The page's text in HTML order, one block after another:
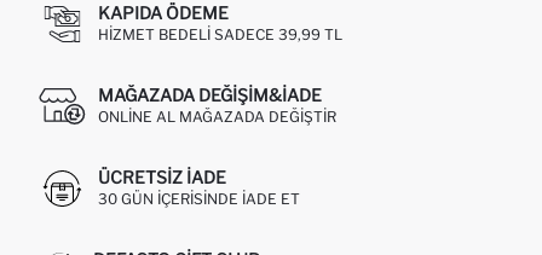
KAPIDA ÖDEME
HIZMET BEDELI SADECE 39,99 TL
MAĞAZADA DEĞIŞIM&İADE
ONLINE AL MAĞAZADA DEĞIŞTIR
ÜCRETSIZ IADE
30 GÜN IÇERISINDE IADE ET